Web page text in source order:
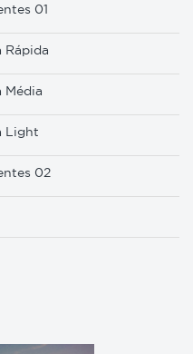
01
Rápida
Média
Light
02